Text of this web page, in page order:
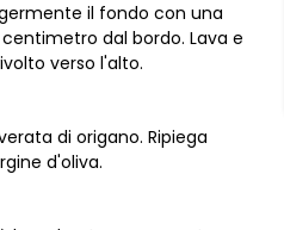
il fondo con una
dal bordo. Lava e
verso l'alto.
di origano. Ripiega
d'oliva.